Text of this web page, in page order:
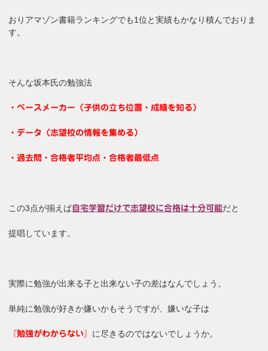
おりアマゾン書籍ランキングでも1位と実績もかなり積んでおりま
す。
そんな坂本氏の勉強法
・ペースメーカー（子供の立ち位置・成績を知る）
・データ（志望校の情報を集める）
・過去問・合格者平均点・合格者最低点
この3点が揃えば 自宅学習だけで志望校に合格は十分可能だと
提唱しています。
実際に勉強が出来る子と出来ない子の差はなんでしょう。
単純に勉強が好きか嫌いかもそうですが、嫌いな子は
『勉強がわからない』 に尽きるのではないでしょうか。